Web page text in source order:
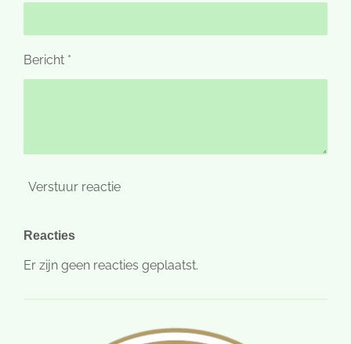
Bericht *
Verstuur reactie
Reacties
Er zijn geen reacties geplaatst.